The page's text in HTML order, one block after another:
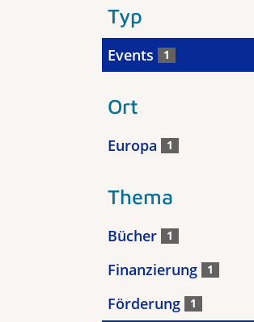
Typ
Events 1
Ort
Europa 1
Thema
Bücher 1
Finanzierung 1
Förderung 1